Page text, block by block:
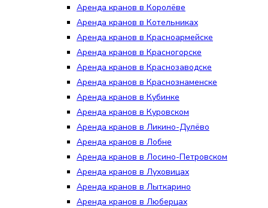
Аренда кранов в Королёве
Аренда кранов в Котельниках
Аренда кранов в Красноармейске
Аренда кранов в Красногорске
Аренда кранов в Краснозаводске
Аренда кранов в Краснознаменске
Аренда кранов в Кубинке
Аренда кранов в Куровском
Аренда кранов в Ликино-Дулёво
Аренда кранов в Лобне
Аренда кранов в Лосино-Петровском
Аренда кранов в Луховицах
Аренда кранов в Лыткарино
Аренда кранов в Люберцах